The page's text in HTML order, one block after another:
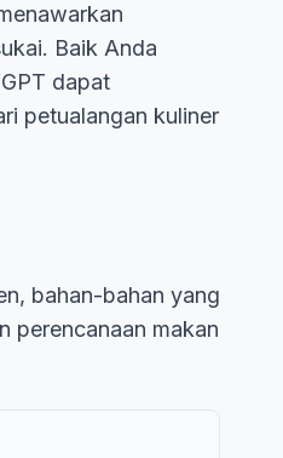
Baik Anda
dapat
petualangan kuliner
bahan-bahan yang
perencanaan makan